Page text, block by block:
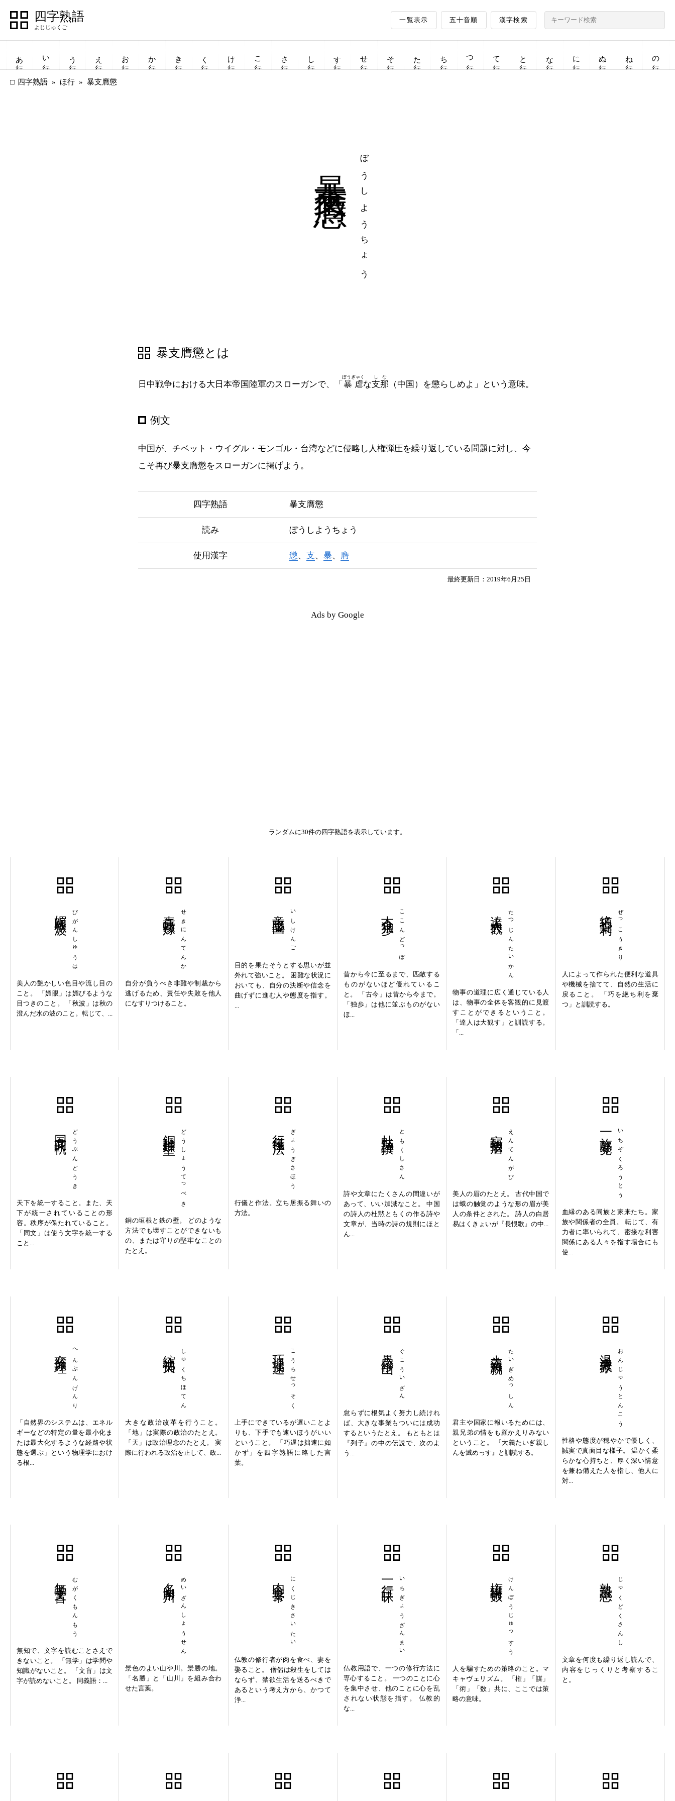
四字熟語 一覧表示 五十音順 漢字検索
あ行 い行 う行 え行 お行 か行 き行 く行 け行 こ行 さ行 し行 す行 せ行 そ行 た行 ち行 つ行 て行 と行 な行 に行 ぬ行 ね行 の行
四字熟語 ほ行 暴支膺懲
ぼうしようちょう
暴支膺懲とは
日中戦争における大日本帝国陸軍のスローガンで、「 暴虐
ぼうぎゃく
な支那
しな
（中国）を懲らしめよ」という意味。
例文
中国が、チベット・ウイグル・モンゴル・台湾などに侵略し人権弾圧を繰り返している問題に対し、今
こそ再び暴支膺懲をスローガンに掲げよう。
四字熟語 暴支膺懲
読み ぼうしようちょう
使用漢字 懲、 支、 暴、 膺
最終更新日：2019年6月25日
Ads by Google
ランダムに30件の四字熟語を表示しています。
びがんしゅうは
美人の艶かしい色目や流し目の
こと。 「媚眼」は媚びるような
目つきのこと。 「秋波」は秋の
澄んだ水の波のこと。転じて、...
せきにんてんか
自分が負うべき非難や制裁から
逃げるため、責任や失敗を他人
になすりつけること。
いしけんご
目的を果たそうとする思いが並
外れて強いこと。 困難な状況に
おいても、自分の決断や信念を
曲げずに進む人や態度を指す。
...
ここんどっぽ
昔から今に至るまで、匹敵する
ものがないほど優れているこ
と。 「古今」は昔から今まで。
「独歩」は他に並ぶものがない
ほ...
たつじんたいかん
物事の道理に広く通じている人
は、物事の全体を客観的に見渡
すことができるということ。
「達人は大観す」と訓読する。
「...
ぜっこうきり
人によって作られた便利な道具
や機械を捨てて、自然の生活に
戻ること。 「巧を絶ち利を棄
つ」と訓読する。
どうぶんどうき
天下を統一すること。また、天
下が統一されていることの形
容。秩序が保たれていること。
「同文」は使う文字を統一する
こと...
どうしょうてっぺき
銅の垣根と鉄の壁。 どのような
方法でも壊すことができないも
の、または守りの堅牢なことの
たとえ。
ぎょうぎさほう
行儀と作法。立ち居振る舞いの
方法。
ともくしさん
詩や文章にたくさんの間違いが
あって、いい加減なこと。 中国
の詩人の杜黙ともくの作る詩や
文章が、当時の詩の規則にほと
ん...
えんてんがび
美人の眉のたとえ。 古代中国で
は蛾の触覚のような形の眉が美
人の条件とされた。 詩人の白居
易はくきょいが『長恨歌』の中...
いちぞくろうとう
一族郎党
血縁のある同族と家来たち。家
族や関係者の全員。 転じて、有
力者に率いられて、密接な利害
関係にある人々を指す場合にも
使...
へんぶんげんり
「自然界のシステムは、エネル
ギーなどの特定の量を最小化ま
たは最大化するような経路や状
態を選ぶ」という物理学におけ
る根...
しゅくちほてん
大きな政治改革を行うこと。
「地」は実際の政治のたとえ。
「天」は政治理念のたとえ。 実
際に行われる政治を正して、政...
こうちせっそく
上手にできているが遅いことよ
りも、下手でも速いほうがいい
ということ。 「巧遅は拙速に如
かず」を四字熟語に略した言
葉。
ぐこういざん
怠らずに根気よく努力し続けれ
ば、大きな事業もついには成功
するというたとえ。 もともとは
『列子』の中の伝説で、次のよ
う...
たいぎめっしん
君主や国家に報いるためには、
親兄弟の情をも顧かえりみない
ということ。 『大義たいぎ親し
んを滅めっす』と訓読する。
おんじゅうとんこう
性格や態度が穏やかで優しく、
誠実で真面目な様子。 温かく柔
らかな心持ちと、厚く深い情意
を兼ね備えた人を指し、他人に
対...
むがくもんもう
無知で、文字を読むことさえで
きないこと。 「無学」は学問や
知識がないこと。 「文盲」は文
字が読めないこと。 同義語：...
めいざんしょうせん
景色のよい山や川。景勝の地。
「名勝」と「山川」を組み合わ
せた言葉。
にくじきさいたい
仏教の修行者が肉を食べ、妻を
娶ること。 僧侶は殺生をしては
ならず、禁欲生活を送るべきで
あるという考え方から、かつて
浄...
いちぎょうざんまい
一行三昧
仏教用語で、一つの修行方法に
専心すること。 一つのことに心
を集中させ、他のことに心を乱
されない状態を指す。 仏教的
な...
けんぼうじゅっすう
人を騙すための策略のこと。マ
キャヴェリズム。 「権」「謀」
「術」「数」共に、ここでは策
略の意味。
じゅくどくさんし
文章を何度も繰り返し読んで、
内容をじっくりと考察するこ
と。